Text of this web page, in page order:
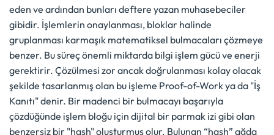
eden ve ardından bunları deftere yazan muhasebeciler
gibidir. İşlemlerin onaylanması, bloklar halinde
gruplanması karmaşık matematiksel bulmacaları çözmeye
benzer. Bu süreç önemli miktarda bilgi işlem gücü ve enerji
gerektirir. Çözülmesi zor ancak doğrulanması kolay olacak
şekilde tasarlanmış olan bu işleme Proof-of-Work ya da "İş
Kanıtı" denir. Bir madenci bir bulmacayı başarıyla
çözdüğünde işlem bloğu için dijital bir parmak izi gibi olan
benzersiz bir "hash" oluşturmuş olur. Bulunan “hash” ağda